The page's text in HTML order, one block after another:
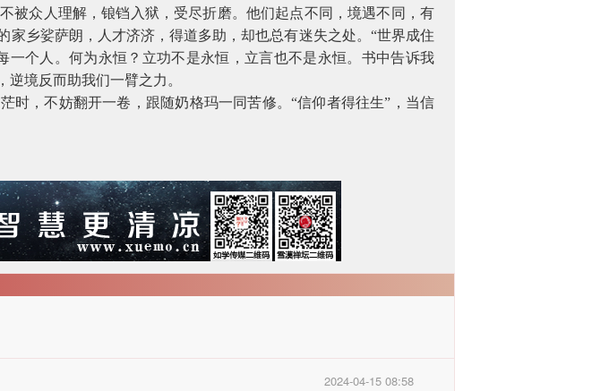
被众人理解，锒铛入狱，受尽折磨。他们起点不同，境遇不同，有
乡娑萨朗，人才济济，得道多助，却也总有迷失之处。“世界成住
个人。何为永恒？立功不是永恒，立言也不是永恒。书中告诉我
境反而助我们一臂之力。
时，不妨翻开一卷，跟随奶格玛一同苦修。“信仰者得往生”，当信
2024-04-15 08:58